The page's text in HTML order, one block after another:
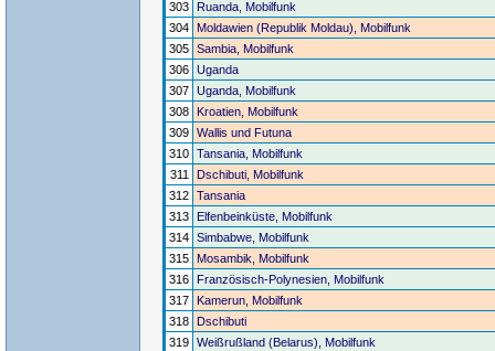
303
Ruanda, Mobilfunk
304 Moldawien (Republik Moldau), Mobilfunk
305 Sambia, Mobilfunk
306 Uganda
307 Uganda, Mobilfunk
308 Kroatien, Mobilfunk
309 Wallis und Futuna
310 Tansania, Mobilfunk
311
Dschibuti, Mobilfunk
312 Tansania
313
Elfenbeinküste, Mobilfunk
314 Simbabwe, Mobilfunk
315 Mosambik, Mobilfunk
316
Französisch-Polynesien, Mobilfunk
317 Kamerun, Mobilfunk
318 Dschibuti
319 Weißrußland (Belarus), Mobilfunk